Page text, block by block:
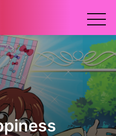
x